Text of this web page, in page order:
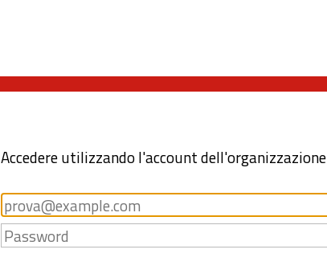
Accedere utilizzando l'account dell'organizzazione